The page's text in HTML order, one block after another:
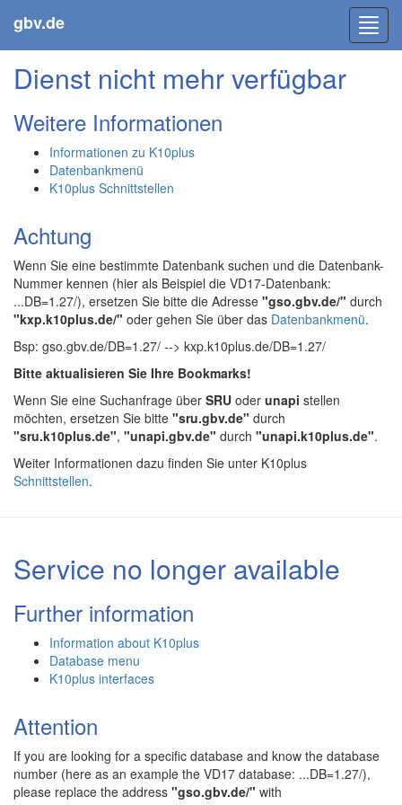
gbv.de
Dienst nicht mehr verfügbar
Weitere Informationen
Informationen zu K10plus
Datenbankmenü
K10plus Schnittstellen
Achtung
Wenn Sie eine bestimmte Datenbank suchen und die Datenbank-
Nummer kennen (hier als Beispiel die VD17-Datenbank:
...DB=1.27/), ersetzen Sie bitte die Adresse "gso.gbv.de/" durch
"kxp.k10plus.de/" oder gehen Sie über das Datenbankmenü.
Bsp: gso.gbv.de/DB=1.27/ --> kxp.k10plus.de/DB=1.27/
Bitte aktualisieren Sie Ihre Bookmarks!
Wenn Sie eine Suchanfrage über SRU oder unapi stellen
möchten, ersetzen Sie bitte "sru.gbv.de" durch
"sru.k10plus.de", "unapi.gbv.de" durch "unapi.k10plus.de".
Weiter Informationen dazu finden Sie unter K10plus
Schnittstellen.
Service no longer available
Further information
Information about K10plus
Database menu
K10plus interfaces
Attention
If you are looking for a specific database and know the database
number (here as an example the VD17 database: ...DB=1.27/),
please replace the address "gso.gbv.de/" with